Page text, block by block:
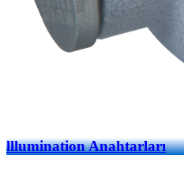
lllumination Anahtarları